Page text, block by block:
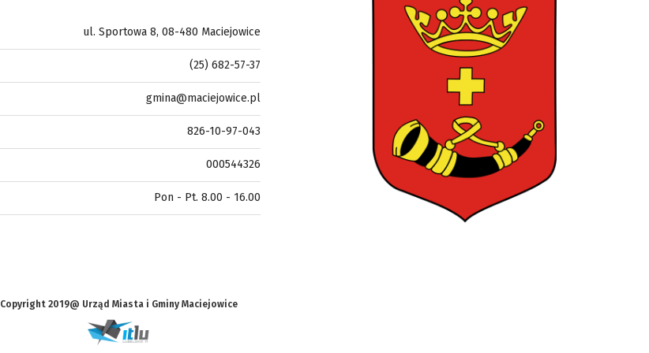
ul. Sportowa 8, 08-480 Maciejowice
(25) 682-57-37
gmina@maciejowice.pl
826-10-97-043
000544326
Pon - Pt. 8.00 - 16.00
Copyright 2019@ Urząd Miasta i Gminy Maciejowice